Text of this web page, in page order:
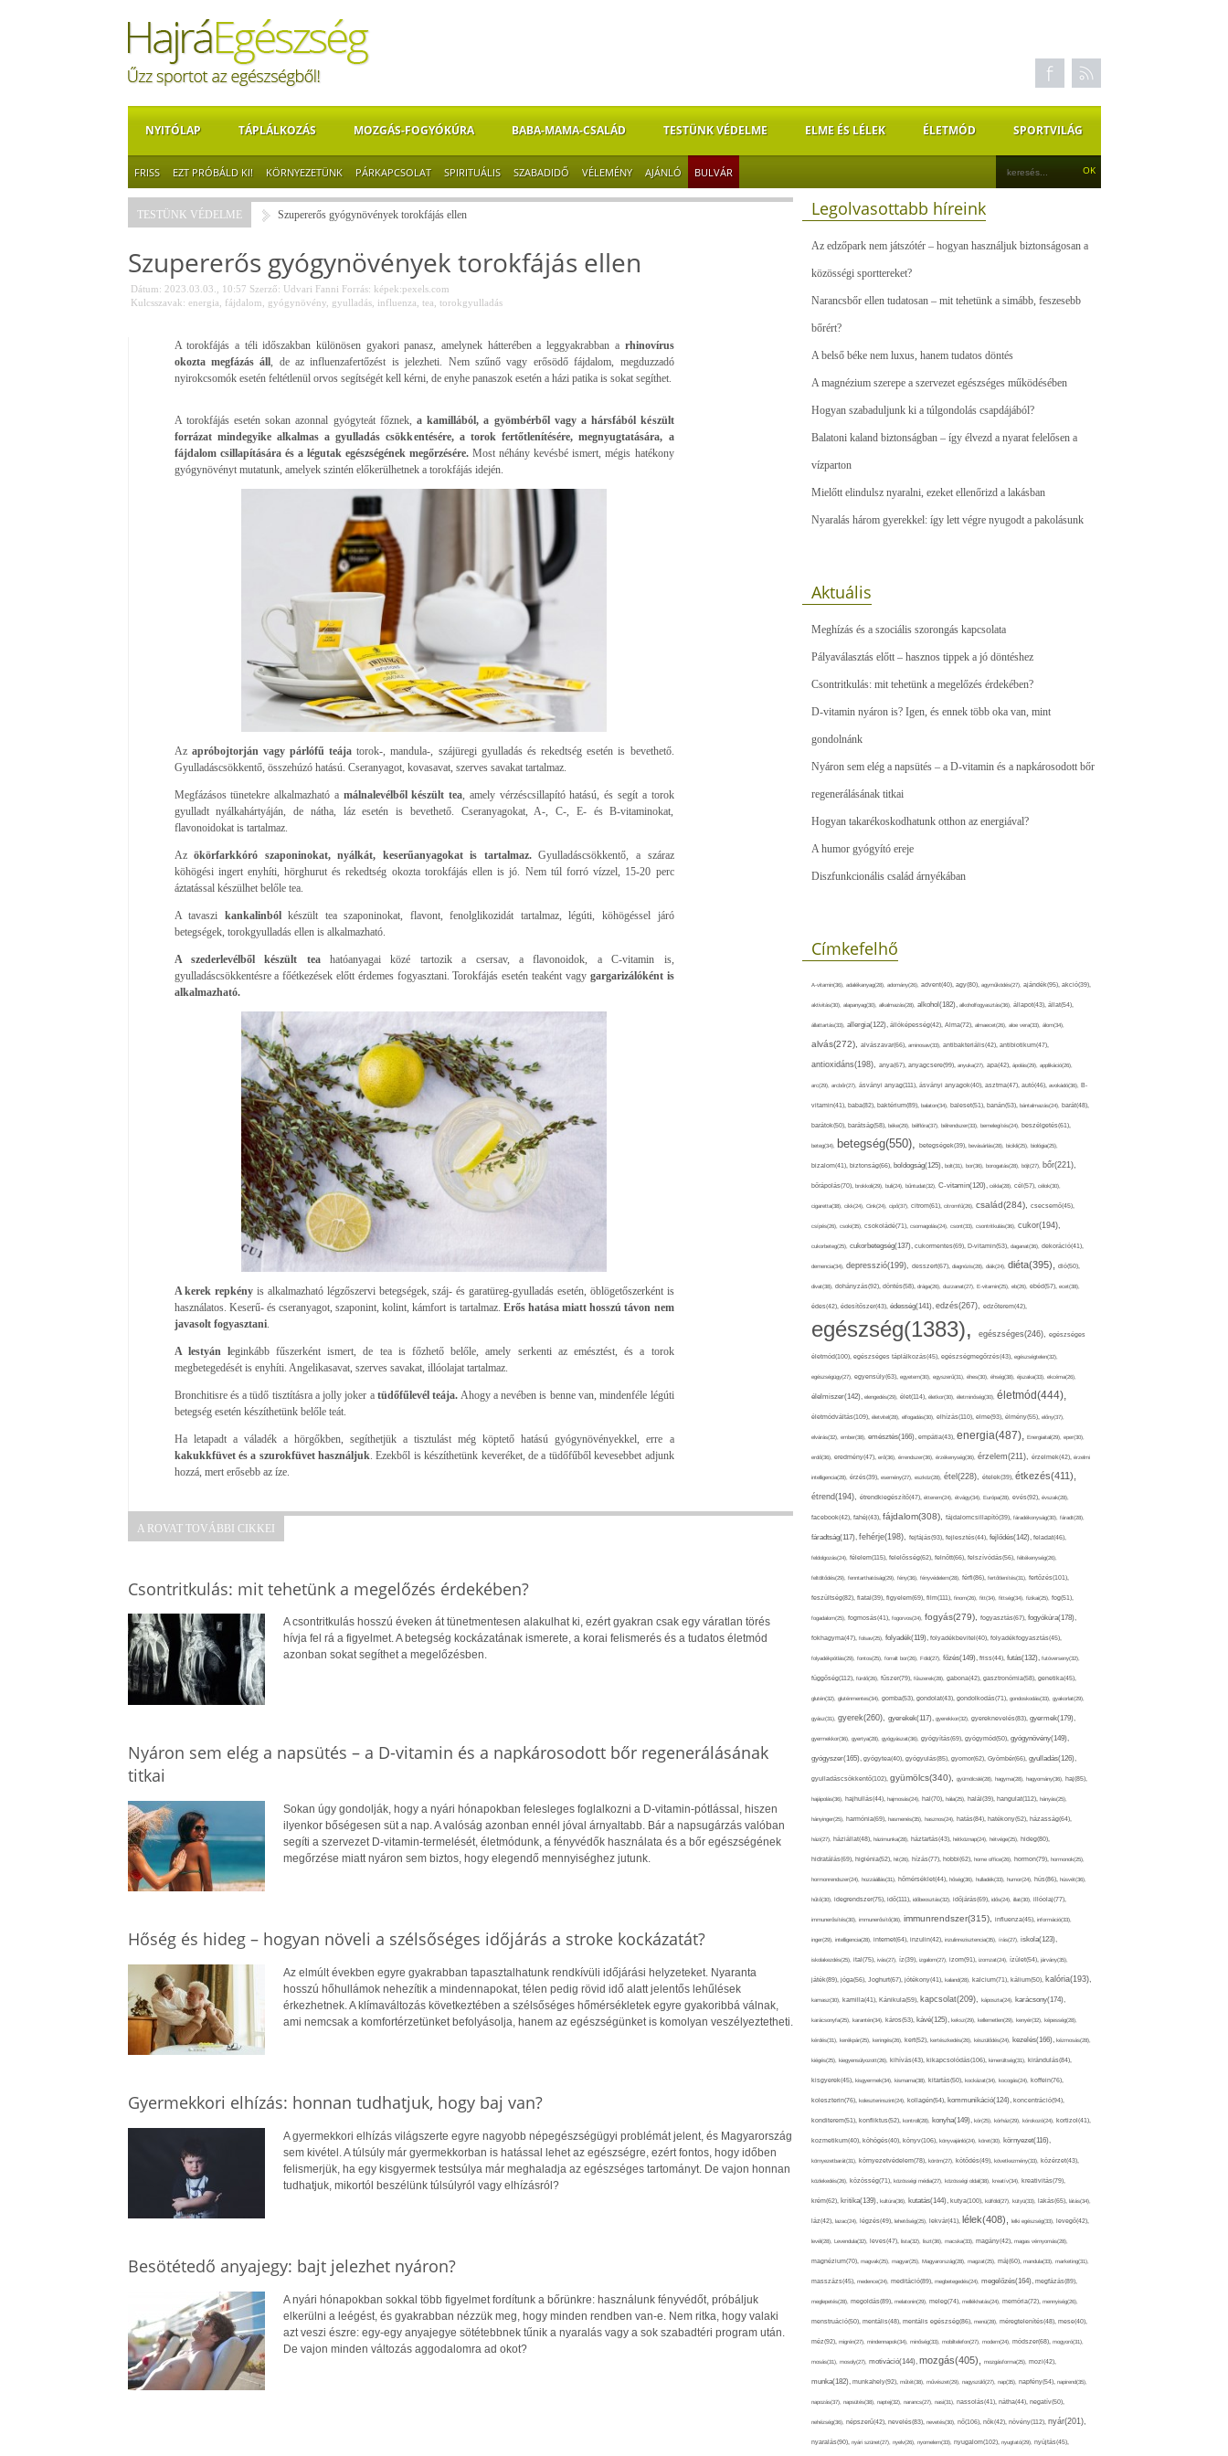
NYITÓLAP TÁPLÁLKOZÁS MOZGÁS-FOGYÓKÚRA BABA-MAMA-CSALÁD TESTÜNK VÉDELME ELME ÉS LÉLEK ÉLETMÓD SPORTVILÁG
FRISS EZT PRÓBÁLD KI! KÖRNYEZETÜNK PÁRKAPCSOLAT SPIRITUÁLIS SZABADIDŐ VÉLEMÉNY AJÁNLÓ BULVÁR
TESTÜNK VÉDELME Szupererős gyógynövények torokfájás ellen
Szupererős gyógynövények torokfájás ellen
Dátum: 2023.03.03., 10:57 Szerző: Udvari Fanni Forrás: képek:pexels.com
Kulcsszavak: energia fájdalom gyógynövény, gyulladás, influenza tea torokgyulladás
A torokfájás a téli időszakban különösen gyakori panasz, amelynek hátterében a leggyakrabban a rhinovírus
okozta megfázás áll , de az influenzafertőzést is jelezheti. Nem szűnő vagy erősödő fájdalom, megduzzadó
nyirokcsomók esetén feltétlenül orvos segítségét kell kérni, de enyhe panaszok esetén a házi patika is sokat segíthet.
A torokfájás esetén sokan azonnal gyógyteát főznek, a kamillából, a gyömbérből vagy a hársfából készült
forrázat mindegyike alkalmas a gyulladás csökkentésére, a torok fertőtlenítésére, megnyugtatására, a
fájdalom csillapítására és a légutak egészségének megőrzésére.Most néhány kevésbé ismert, mégis hatékony
gyógynövényt mutatunk, amelyek szintén előkerülhetnek a torokfájás idején.
Az apróbojtorján vagy párlófű teája torok-, mandula-, szájüregi gyulladás és rekedtség esetén is bevethető.
Gyulladáscsökkentő, összehúzó hatású. Cseranyagot, kovasavat, szerves savakat tartalmaz.
Megfázásos tünetekre alkalmazható amálnalevélből készült tea , amely vérzéscsillapító hatású, és segít a torok
gyulladt nyálkahártyáján, de nátha, láz esetén is bevethető. Cseranyagokat, A-, C-, E- és B-vitaminokat,
flavonoidokat is tartalmaz.
Azökörfarkkóró szaponinokat, nyálkát, keserűanyagokat is tartalmaz.Gyulladáscsökkentő, a száraz
köhögési ingert enyhíti, hörghurut és rekedtség okozta torokfájás ellen is jó. Nem túl forró vízzel, 15-20 perc
áztatással készülhet belőle tea.
A tavaszi kankalinbólkészült tea szaponinokat, flavont, fenolglikozidát tartalmaz, légúti, köhögéssel járó
betegségek, torokgyulladás ellen is alkalmazható.
A szederlevélből készült teahatóanyagai közé tartozik a csersav, a flavonoidok, a C-vitamin is,
gyulladáscsökkentésre a főétkezések előtt érdemes fogyasztani. Torokfájás esetén teaként vagygargarizálóként is
alkalmazható.
A kerek repkény is alkalmazható légzőszervi betegségek, száj- és garatüreg-gyulladás esetén, öblögetőszerként is
használatos. Keserű- és cseranyagot, szaponint, kolint, kámfort is tartalmaz. Erős hatása miatt hosszú távon nem
javasolt fogyasztani.
A lestyán leginkább fűszerként ismert, de tea is főzhető belőle, amely serkenti az emésztést, és a torok
megbetegedését is enyhíti. Angelikasavat, szerves savakat, illóolajat tartalmaz.
Bronchitisre és a tüdő tisztításra a jolly joker atüdőfűlevél teája. Ahogy a nevében is benne van, mindenféle légúti
betegség esetén készíthetünk belőle teát.
Ha letapadt a váladék a hörgőkben, segíthetjük a tisztulást még köptető hatású gyógynövényekkel, erre a
kakukkfüvet és a szurokfüvet használjuk . Ezekből is készíthetünk keveréket, de a tüdőfűből kevesebbet adjunk
hozzá, mert erősebb az íze.
A ROVAT TOVÁBBI CIKKEI
Csontritkulás: mit tehetünk a megelőzés érdekében?
A csontritkulás hosszú éveken át tünetmentesen alakulhat ki, ezért gyakran csak egy váratlan törés
hívja fel rá a figyelmet. A betegség kockázatának ismerete, a korai felismerés és a tudatos életmód
azonban sokat segíthet a megelőzésben.
Nyáron sem elég a napsütés – a D-vitamin és a napkárosodott bőr regenerálásának
titkai
Sokan úgy gondolják, hogy a nyári hónapokban felesleges foglalkozni a D-vitamin-pótlással, hiszen
ilyenkor bőségesen süt a nap. A valóság azonban ennél jóval árnyaltabb. Bár a napsugárzás valóban
segíti a szervezet D-vitamin-termelését, életmódunk, a fényvédők használata és a bőr egészségének
megőrzése miatt nyáron sem biztos, hogy elegendő mennyiséghez jutunk.
Hőség és hideg – hogyan növeli a szélsőséges időjárás a stroke kockázatát?
Az elmúlt években egyre gyakrabban tapasztalhatunk rendkívüli időjárási helyzeteket. Nyaranta
hosszú hőhullámok nehezítik a mindennapokat, télen pedig rövid idő alatt jelentős lehűlések
érkezhetnek. A klímaváltozás következtében a szélsőséges hőmérsékletek egyre gyakoribbá válnak,
ami nemcsak a komfortérzetünket befolyásolja, hanem az egészségünket is komolyan veszélyeztetheti.
Gyermekkori elhízás: honnan tudhatjuk, hogy baj van?
A gyermekkori elhízás világszerte egyre nagyobb népegészségügyi problémát jelent, és Magyarország
sem kivétel. A túlsúly már gyermekkorban is hatással lehet az egészségre, ezért fontos, hogy időben
felismerjük, ha egy kisgyermek testsúlya már meghaladja az egészséges tartományt. De vajon honnan
tudhatjuk, mikortól beszélünk túlsúlyról vagy elhízásról?
Besötétedő anyajegy: bajt jelezhet nyáron?
A nyári hónapokban sokkal több figyelmet fordítunk a bőrünkre: használunk fényvédőt, próbáljuk
elkerülni a leégést, és gyakrabban nézzük meg, hogy minden rendben van-e. Nem ritka, hogy valaki
azt veszi észre: egy-egy anyajegye sötétebbnek tűnik a nyaralás vagy a sok szabadtéri program után.
De vajon minden változás aggodalomra ad okot?
Legolvasottabb híreink
Az edzőpark nem játszótér – hogyan használjuk biztonságosan a
közösségi sporttereket?
Narancsbőr ellen tudatosan – mit tehetünk a simább, feszesebb
bőrért?
A belső béke nem luxus, hanem tudatos döntés
A magnézium szerepe a szervezet egészséges működésében
Hogyan szabaduljunk ki a túlgondolás csapdájából?
Balatoni kaland biztonságban – így élvezd a nyarat felelősen a
vízparton
Mielőtt elindulsz nyaralni, ezeket ellenőrizd a lakásban
Nyaralás három gyerekkel: így lett végre nyugodt a pakolásunk
Aktuális
Meghízás és a szociális szorongás kapcsolata
Pályaválasztás előtt – hasznos tippek a jó döntéshez
Csontritkulás: mit tehetünk a megelőzés érdekében?
D-vitamin nyáron is? Igen, és ennek több oka van, mint
gondolnánk
Nyáron sem elég a napsütés – a D-vitamin és a napkárosodott bőr
regenerálásának titkai
Hogyan takarékoskodhatunk otthon az energiával?
A humor gyógyító ereje
Diszfunkcionális család árnyékában
Címkefelhő
A-vitamin(36), adalékanyag(28), adomány(26), advent(40), agy(80), agyműködés(27), ajándék(95), akció(39),
aktivitás(30), alapanyag(30), alkalmazás(28), alkohol(182), alkoholfogyasztás(36), állapot(43), állat(54),
állattartás(33), allergia(122), állóképesség(42), Alma(72), almaecet(26), aloe vera(33), álom(34),
alvás(272), alvászavar(66), aminosav(33), antibakteriális(42), antibiotikum(47),
antioxidáns(198), anya(67), anyagcsere(99), anyuka(27), apa(42), ápolás(29), applikáció(26),
arc(29), arcbőr(27), ásványi anyag(111), ásványi anyagok(40), asztma(47), autó(46), avokádó(36), B-
vitamin(41), baba(82), baktérium(89), balaton(34), baleset(51), banán(53), bántalmazás(24), barát(48),
barátok(50), barátság(58), béke(29), bélflóra(37), bélrendszer(33), bemelegítés(24), beszélgetés(61),
beteg(34), betegség(550), betegségek(39), bevásárlás(28), bicikli(25), biológia(25),
bizalom(41), biztonság(66), boldogság(125), bolt(31), bor(36), borogatás(28), böjt(27), bőr(221),
bőrápolás(70), brokkoli(29), buli(24), bűntudat(32), C-vitamin(120), cékla(28), cél(57), célok(30),
cigaretta(38), cikk(24), Cink(24), cipő(37), citrom(61), citromfű(26), család(284), csecsemő(45),
csípés(26), csoki(35), csokoládé(71), csomagolás(24), csont(33), csontritkulás(36), cukor(194),
cukorbeteg(25), cukorbetegség(137), cukormentes(69), D-vitamin(53), daganat(36), dekoráció(41),
demencia(34), depresszió(199), desszert(67), diagnózis(28), diák(24), diéta(395), dió(50),
divat(38), dohányzás(92), döntés(58), drága(26), duzzanat(27), E-vitamin(25), eb(26), ebéd(57), ecet(38),
édes(42), édesítőszer(43), édesség(141), edzés(267), edzőterem(42),
egészség(1383), egészséges(246), egészséges
életmód(100), egészséges táplálkozás(45), egészségmegőrzés(43), egészségtelen(32),
egészségügy(27), egyensúly(63), egyetem(30), egyszerű(31), éhes(30), éhség(38), éjszaka(33), ekcéma(26),
élelmiszer(142), elengedés(29), élet(114), életkor(30), életminőség(30), életmód(444),
életmódváltás(109), életvitel(28), elfogadás(30), elhízás(110), elme(93), élmény(55), előny(37),
elvárás(32), ember(38), emésztés(166), empátia(43), energia(487), Energiaital(29), eper(30),
erdő(36), eredmény(47), erő(36), érrendszer(36), érzékenység(36), érzelem(211), érzelmek(42), érzelmi
intelligencia(28), érzés(39), esemény(27), eszköz(28), étel(228), ételek(39), étkezés(411),
étrend(194), étrendkiegészítő(47), étterem(24), étvágy(34), Európa(28), evés(92), évszak(28),
facebook(42), fahéj(43), fájdalom(308), fájdalomcsillapító(39), fáradékonyság(30), fáradt(28),
fáradtság(117), fehérje(198), fejfájás(93), fejlesztés(44), fejlődés(142), feladat(46),
feldolgozás(24), félelem(115), felelősség(62), felnőtt(66), felszívódás(56), féltékenység(26),
feltöltődés(29), fenntarthatóság(29), fény(36), fényvédelem(28), férfi(86), fertőtlenítés(31), fertőzés(101),
feszültség(82), fiatal(39), figyelem(69), film(111), finom(26), fitt(34), fittség(34), fizikai(25), fog(51),
fogadalom(25), fogmosás(41), fogorvos(24), fogyás(279), fogyasztás(67), fogyókúra(178),
fokhagyma(47), folsav(25), folyadék(119), folyadékbevitel(40), folyadékfogyasztás(45),
folyadékpótlás(29), fontos(25), forralt bor(26), Föld(27), főzés(149), friss(44), futás(132), futóverseny(32),
függőség(112), fürdő(26), fűszer(79), fűszerek(28), gabona(42), gasztronómia(58), genetika(45),
glutén(32), gluténmentes(34), gomba(53), gondolat(43), gondolkodás(71), gondoskodás(33), gyakorlat(29),
gyász(31), gyerek(260), gyerekek(117), gyerekkor(32), gyereknevelés(83), gyermek(179),
gyermekkor(36), gyertya(28), gyógyászat(36), gyógyítás(69), gyógymód(50), gyógynövény(149),
gyógyszer(165), gyógytea(40), gyógyulás(85), gyomor(62), Gyömbér(66), gyulladás(126),
gyulladáscsökkentő(102), gyümölcs(340), gyümölcslé(28), hagyma(28), hagyomány(36), haj(85),
hajápolás(36), hajhullás(44), hajmosás(24), hal(70), hála(25), halál(39), hangulat(112), hányás(25),
hányinger(25), harmónia(69), hasmenés(35), hasznos(24), hatás(84), hatékony(52), házasság(64),
házi(27), háziállat(48), házimunka(28), háztartás(43), hétköznap(24), hétvége(25), hideg(80),
hidratálás(69), higiénia(52), hit(26), hízás(77), hobbi(62), home office(26), hormon(79), hormonok(25),
hormonrendszer(24), hozzáállás(31), hőmérséklet(44), hőség(36), hulladék(33), humor(24), hús(86), húsvét(36),
hűtő(30), idegrendszer(75), idő(111), időbeosztás(32), időjárás(69), idős(24), illat(30), illóolaj(77),
immunerősítés(30), immunerősítő(36), immunrendszer(315), influenza(45), információ(33),
inger(29), intelligencia(28), internet(64), inzulin(42), inzulinrezisztencia(35), írás(27), iskola(123),
iskolakezdés(25), ital(75), ivás(27), íz(39), izgalom(27), izom(91), izomzat(24), ízület(54), járvány(35),
játék(89), jóga(56), Joghurt(67), jótékony(41), kaland(28), kalcium(71), kálium(50), kalória(193),
kamasz(30), kamilla(41), Kánikula(59), kapcsolat(209), káposzta(24), karácsony(174),
karácsonyfa(25), karantén(34), káros(53), kávé(125), keksz(29), kellemetlen(29), kenyér(32), képesség(28),
kérdés(31), kerékpár(25), keringés(26), kert(52), kertészkedés(26), készülődés(24), kezelés(166), kézmosás(28),
kiégés(25), kiegyensúlyozott(26), kihívás(43), kikapcsolódás(106), kimerültség(31), kirándulás(84),
kisgyerek(45), kisgyermek(34), kismama(38), kitartás(50), kockázat(34), kocogás(24), koffein(76),
koleszterin(76), koleszterinszint(24), kollagén(54), kommunikáció(124), koncentráció(94),
konditerem(51), konfliktus(52), kontroll(28), konyha(149), kór(25), kórház(29), kórokozó(24), kortizol(41),
kozmetikum(40), köhögés(40), könyv(106), könyvajánló(24), köret(30), környezet(116),
környezetbarát(31), környezetvédelem(78), köröm(27), kötődés(49), következmény(33), közérzet(43),
közlekedés(26), közösség(71), közösségi média(27), közösségi oldal(38), kreatív(34), kreativitás(79),
krém(62), kritika(139), kultúra(36), kutatás(144), kutya(100), külföld(27), kütyü(33), lakás(65), látás(34),
láz(42), lazac(24), légzés(49), lehetőség(25), lekvár(41), lélek(408), lelki egészség(33), levegő(42),
levél(28), Levendula(32), leves(47), lista(32), liszt(36), macska(33), magány(42), magas vérnyomás(28),
magnézium(70), magvak(25), magyar(25), Magyarország(28), magzat(25), máj(60), mandula(33), marketing(31),
masszázs(45), medence(24), meditáció(89), megbetegedés(24), megelőzés(164), megfázás(89),
meglepetés(28), megoldás(89), melatonin(29), meleg(74), mellékhatás(24), memória(72), mennyiség(26),
menstruáció(50), mentális(48), mentális egészség(86), menü(28), méregtelenítés(48), mese(40),
méz(92), migrén(27), mindennapok(34), minőség(33), mobiltelefon(27), modern(24), módszer(68), mogyoró(31),
mosás(31), mosoly(27), motiváció(144), mozgás(405), mozgásforma(25), mozi(42),
munka(182), munkahely(92), műtét(38), művészet(29), nagyszülő(27), nap(35), napfény(54), napirend(35),
napozás(37), napsütés(38), naptej(32), narancs(27), nasi(31), nassolás(41), nátha(44), negatív(50),
nehézség(36), népszerű(42), nevelés(83), nevetés(30), nő(106), nők(42), növény(112), nyár(201),
nyaralás(90), nyári szünet(27), nyelv(26), nyomelem(33), nyugalom(102), nyugtató(29), nyújtás(45),